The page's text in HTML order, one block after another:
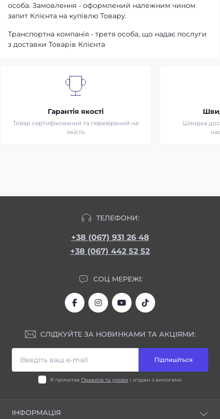
особа. Замовлення - оформлений належним чином
запит Клієнта на купівлю Товару.
Транспортна компанія - третя особа, що надає послуги
з доставки Товарів Клієнта
Гарантія якості
Товар сертифікований та перевірений на
якість
Швидка
ТЕЛЕФОНИ:
+38 (067) 931 26 48
+38 (067) 442 52 52
СОЦ МЕРЕЖІ:
СЛІДКУЙТЕ ЗА НОВИНКАМИ ТА АКЦІЯМИ:
Підпишіться
Я прочитав Правила та умови і згоден з вимогами
ІНФОРМАЦІЯ